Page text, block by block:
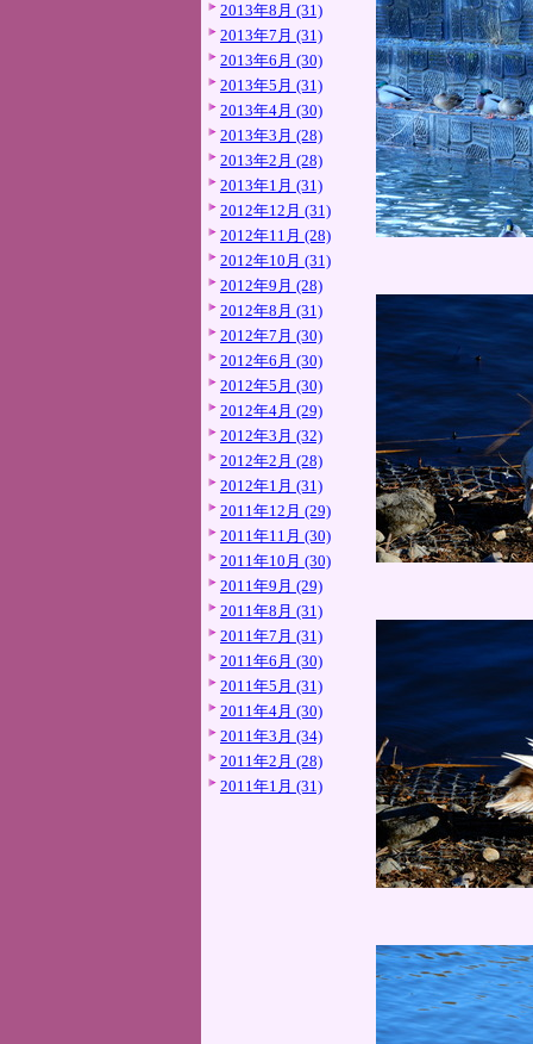
2013年8月 (31)
2013年7月 (31)
2013年6月 (30)
2013年5月 (31)
2013年4月 (30)
2013年3月 (28)
2013年2月 (28)
2013年1月 (31)
2012年12月 (31)
2012年11月 (28)
2012年10月 (31)
2012年9月 (28)
2012年8月 (31)
2012年7月 (30)
2012年6月 (30)
2012年5月 (30)
2012年4月 (29)
2012年3月 (32)
2012年2月 (28)
2012年1月 (31)
2011年12月 (29)
2011年11月 (30)
2011年10月 (30)
2011年9月 (29)
2011年8月 (31)
2011年7月 (31)
2011年6月 (30)
2011年5月 (31)
2011年4月 (30)
2011年3月 (34)
2011年2月 (28)
2011年1月 (31)